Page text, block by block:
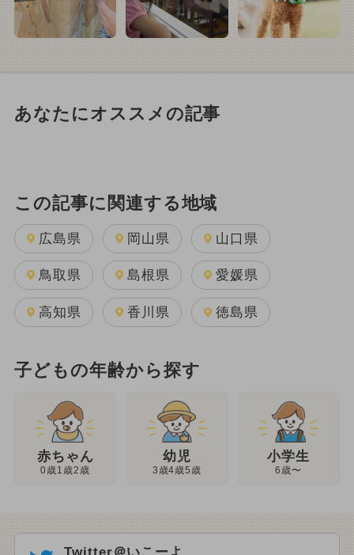
あなたにオススメの記事
この記事に関連する地域
広島県 岡山県 山口県
鳥取県 島根県 愛媛県
高知県 香川県 徳島県
子どもの年齢から探す
赤ちゃん
0歳1歳2歳
幼児
3歳4歳5歳
小学生
6歳〜
Twitter＠いこーよ